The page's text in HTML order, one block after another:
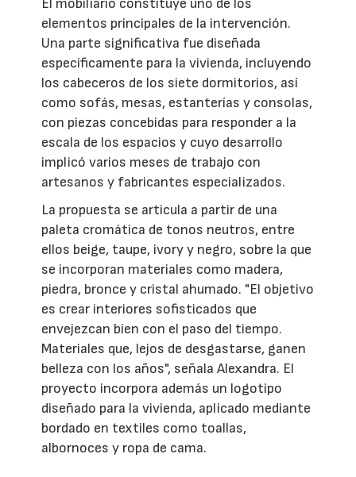
El mobiliario constituye uno de los
elementos principales de la intervención.
Una parte significativa fue diseñada
específicamente para la vivienda, incluyendo
los cabeceros de los siete dormitorios, así
como sofás, mesas, estanterías y consolas,
con piezas concebidas para responder a la
escala de los espacios y cuyo desarrollo
implicó varios meses de trabajo con
artesanos y fabricantes especializados.
La propuesta se articula a partir de una
paleta cromática de tonos neutros, entre
ellos beige, taupe, ivory y negro, sobre la que
se incorporan materiales como madera,
piedra, bronce y cristal ahumado. "El objetivo
es crear interiores sofisticados que
envejezcan bien con el paso del tiempo.
Materiales que, lejos de desgastarse, ganen
belleza con los años", señala Alexandra. El
proyecto incorpora además un logotipo
diseñado para la vivienda, aplicado mediante
bordado en textiles como toallas,
albornoces y ropa de cama.